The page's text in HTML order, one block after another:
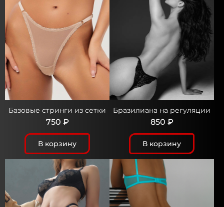
Базовые стринги из сетки
750 ₽
В корзину
Бразилиана на регуляции
850 ₽
В корзину